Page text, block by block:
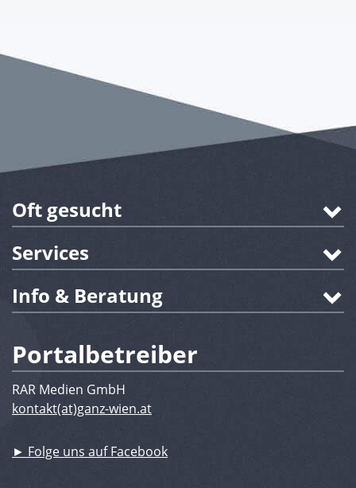
Oft gesucht
Services
Info & Beratung
Portalbetreiber
RAR Medien GmbH
kontakt(at)ganz-wien.at
► Folge uns auf Facebook